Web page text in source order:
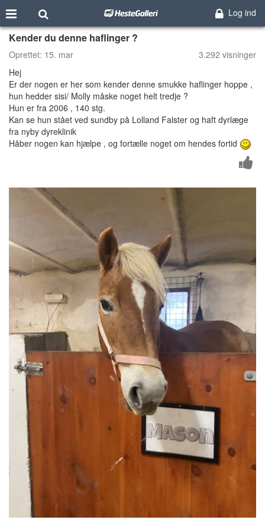
Log ind
Kender du denne haflinger ?
Oprettet: 15. mar
3.292 visninger
Hej
Er der nogen er her som kender denne smukke haflinger hoppe ,
hun hedder sisi/ Molly måske noget helt tredje ?
Hun er fra 2006 , 140 stg.
Kan se hun stået ved sundby på Lolland Falster og haft dyrlæge
fra nyby dyreklinik
Håber nogen kan hjælpe , og fortælle noget om hendes fortid